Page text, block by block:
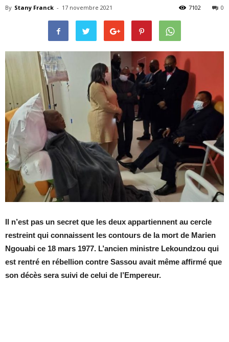
By Stany Franck - 17 novembre 2021 0
7102
Il n’est pas un secret que les deux appartiennent au cercle
restreint qui connaissent les contours de la mort de Marien
Ngouabi ce 18 mars 1977. L’ancien ministre Lekoundzou qui
est rentré en rébellion contre Sassou avait même affirmé que
son décès sera suivi de celui de l’Empereur.